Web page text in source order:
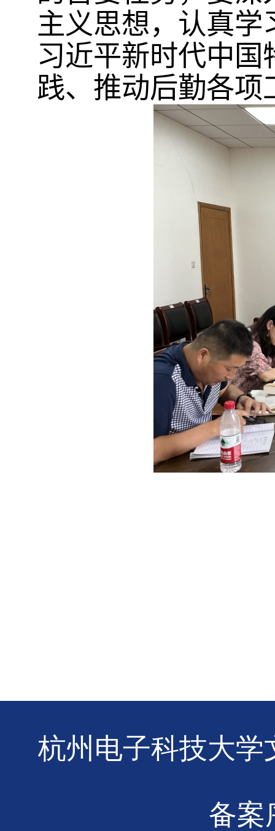
主义思想，认真
习近平新时代中国
践、推动后勤各项
杭州电子科技大
备案